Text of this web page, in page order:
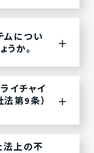
ムについ
か。
イチャイ
第9条）
法上の不